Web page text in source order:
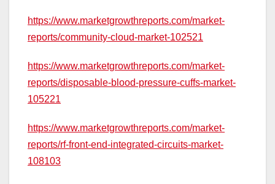
https://www.marketgrowthreports.com/market-
reports/community-cloud-market-102521
https://www.marketgrowthreports.com/market-
reports/disposable-blood-pressure-cuffs-market-
105221
https://www.marketgrowthreports.com/market-
reports/rf-front-end-integrated-circuits-market-
108103